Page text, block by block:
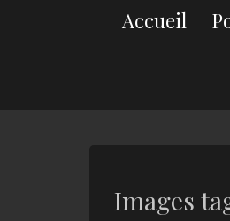
Accueil
Images